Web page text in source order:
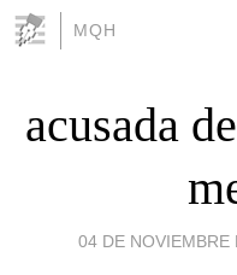
MQH
acusada
04 DE NOVIEMBRE